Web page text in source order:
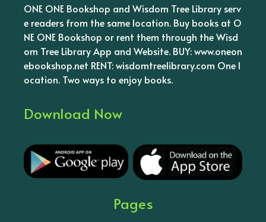
ONE ONE Bookshop and Wisdom Tree Library serv
e readers from the same location. Buy books at O
NE ONE Bookshop or rent them through the Wisd
om Tree Library App and Website. BUY: www.oneon
ebookshop.net RENT: wisdomtreelibrary.com One l
ocation. Two ways to enjoy books.
Download Now
Pages